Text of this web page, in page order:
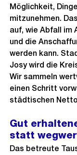
Möglichkeit,
mitzunehmen.
auf, wie Abfall im
und die
werden kann.
Josy wird die
Wir sammeln
einen Schritt
städtischen
Gut
statt
Das betreute